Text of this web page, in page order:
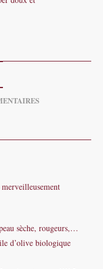
sèche, rougeurs,…
d’olive biologique